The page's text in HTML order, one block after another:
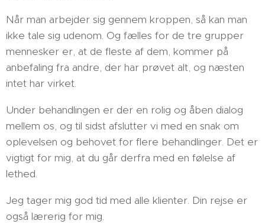
Når man arbejder sig gennem kroppen, så kan man
ikke tale sig udenom. Og fælles for de tre grupper
mennesker er, at de fleste af dem, kommer på
anbefaling fra andre, der har prøvet alt, og næsten
intet har virket.
Under behandlingen er der en rolig og åben dialog
mellem os, og til sidst afslutter vi med en snak om
oplevelsen og behovet for flere behandlinger. Det er
vigtigt for mig, at du går derfra med en følelse af
lethed.
Jeg tager mig god tid med alle klienter. Din rejse er
også lærerig for mig.